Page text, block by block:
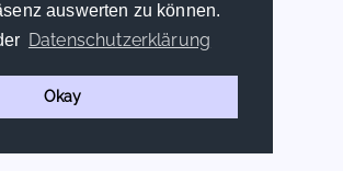
auswerten zu können.
Datenschutzerklärung
Okay